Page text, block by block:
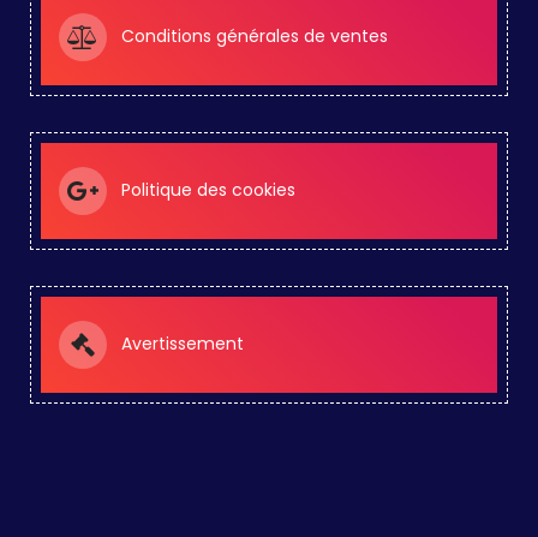
Conditions générales de ventes
Politique des cookies
Avertissement